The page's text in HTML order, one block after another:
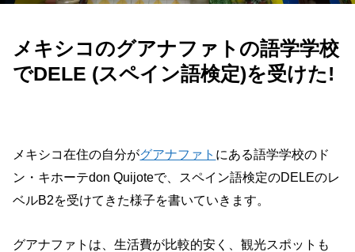
メキシコのグアナファトの語学学校
でDELE (スペイン語検定)を受けた!
メキシコ在住の自分がグアナファト にある語学学校のド
ン・キホーテdon Quijoteで、スペイン語検定のDELEのレ
ベルB2を受けてきた様子を書いていきます。
グアナファトは、生活費が比較的安く、観光スポットも